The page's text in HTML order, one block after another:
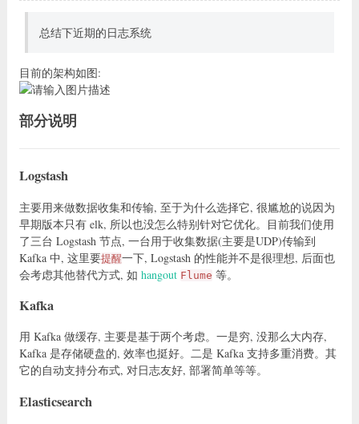
总结下近期的日志系统
目前的架构如图:
部分说明
Logstash
主要用来做数据收集和传输, 至于为什么选择它, 很尴尬的说因为
早期版本只有 elk, 所以也没怎么特别针对它优化。目前我们使用
了三台 Logstash 节点, 一台用于收集数据(主要是UDP)传输到
Kafka 中, 这里要提醒一下, Logstash 的性能并不是很理想, 后面也
会考虑其他替代方式, 如 hangout Flume 等。
Kafka
用 Kafka 做缓存, 主要是基于两个考虑。一是穷, 没那么大内存,
Kafka 是存储硬盘的, 效率也挺好。二是 Kafka 支持多重消费。其
它的自动支持分布式, 对日志友好, 部署简单等等。
Elasticsearch